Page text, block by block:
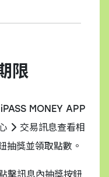
限
MONEY APP
交易訊息查看相
抽獎並領取點數。
擊訊息內抽獎按鈕